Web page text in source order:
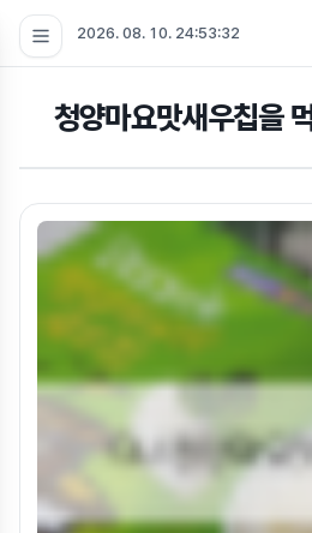
2026. 08. 10. 24:53:32
청양마요맛새우칩을